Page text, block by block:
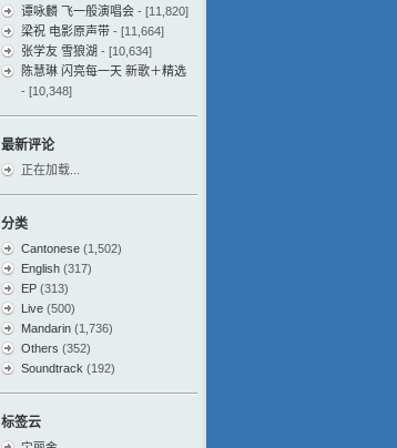
谭咏麟 飞一般演唱会 - [11,820]
梁祝 电影原声带 - [11,664]
张学友 雪狼湖 - [10,634]
陈慧琳 闪亮每一天 新歌＋精选
- [10,348]
最新评论
正在加载...
分类
Cantonese (1,502)
English (317)
EP (313)
Live (500)
Mandarin (1,736)
Others (352)
Soundtrack (192)
标签云